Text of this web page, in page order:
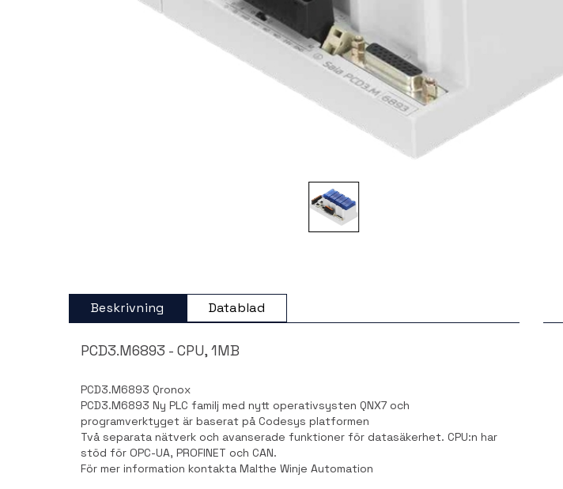
Beskrivning Datablad
PCD3.M6893 - CPU, 1MB
PCD3.M6893 Qronox
PCD3.M6893 Ny PLC familj med nytt operativsysten QNX7 och
programverktyget är baserat på Codesys platformen
Två separata nätverk och avanserade funktioner för datasäkerhet. CPU:n har
stöd för OPC-UA, PROFINET och CAN.
För mer information kontakta Malthe Winje Automation